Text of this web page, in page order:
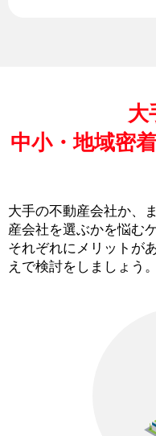
大
中小・地域密
大手の不動産会社か、
産会社を選ぶかを悩む
それぞれにメリットが
えで検討をしましょう。